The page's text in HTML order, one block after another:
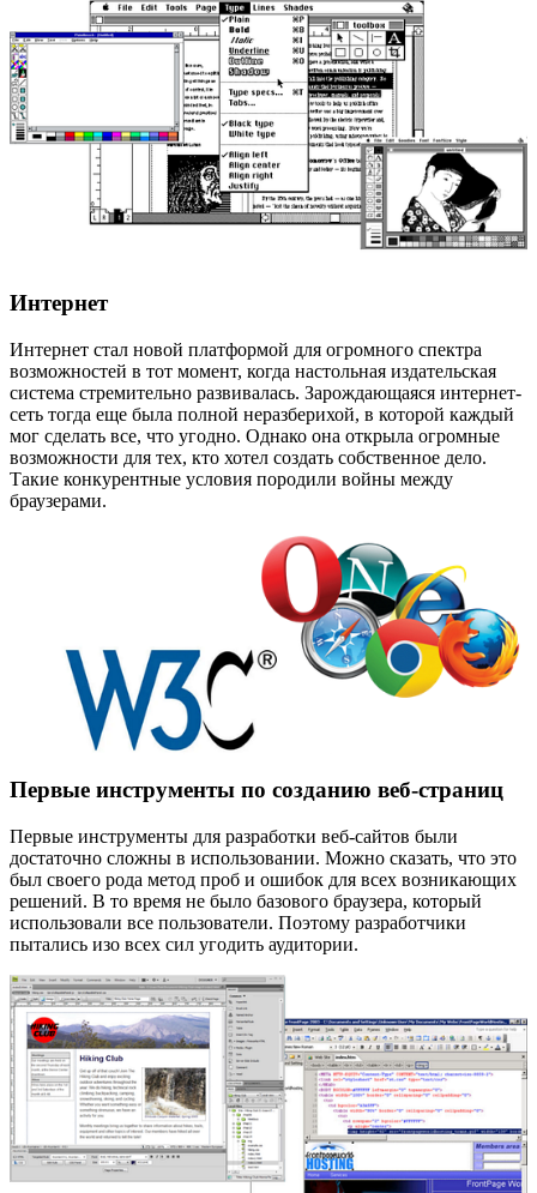
Интернет
Интернет стал новой платформой для огромного спектра
возможностей в тот момент, когда настольная издательская
система стремительно развивалась. Зарождающаяся интернет-
сеть тогда еще была полной неразберихой, в которой каждый
мог сделать все, что угодно. Однако она открыла огромные
возможности для тех, кто хотел создать собственное дело.
Такие конкурентные условия породили войны между
браузерами.
Первые инструменты по созданию веб-страниц
Первые инструменты для разработки веб-сайтов были
достаточно сложны в использовании. Можно сказать, что это
был своего рода метод проб и ошибок для всех возникающих
решений. В то время не было базового браузера, который
использовали все пользователи. Поэтому разработчики
пытались изо всех сил угодить аудитории.